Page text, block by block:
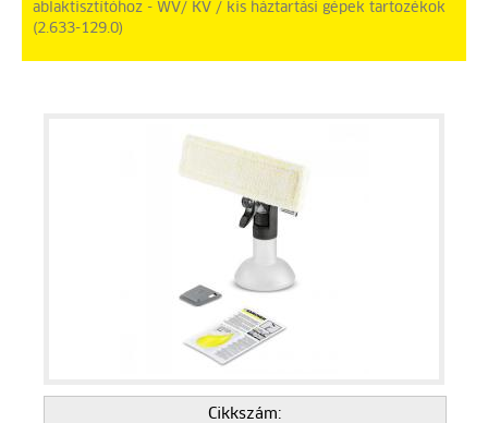
ablaktisztítóhoz - WV/ KV / kis háztartási gépek tartozékok
(2.633-129.0)
Cikkszám: